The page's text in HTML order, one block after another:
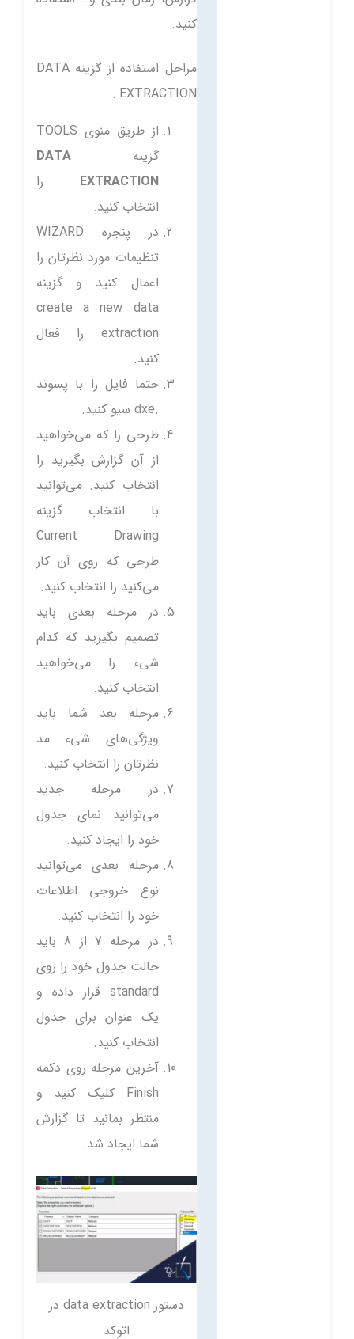
کنید.
مراحل استفاده از گزینه DATA
EXTRACTION :
از طریق منوی TOOLS
گزینهDATA
EXTRACTION را
انتخاب کنید.
در پنجره WIZARD
تنظیمات مورد نظرتان را
اعمال کنید و گزینه
create a new data
extraction را فعال
کنید.
حتما فایل را با پسوند
.dxe سیو کنید.
طرحی را که می‌خواهید
از آن گزارش بگیرید را
انتخاب کنید. می‌توانید
با انتخاب گزینه
Current Drawing
طرحی که روی آن کار
می‌کنید را انتخاب کنید.
در مرحله بعدی باید
تصمیم بگیرید که کدام
شیء را می‌خواهید
انتخاب کنید.
مرحله بعد شما باید
ویژگی‌های شیء مد
نظرتان را انتخاب کنید.
در مرحله جدید
می‌توانید نمای جدول
خود را ایجاد کنید.
مرحله بعدی می‌توانید
نوع خروجی اطلاعات
خود را انتخاب کنید.
در مرحله 7 از 8 باید
حالت جدول خود را روی
standard قرار داده و
یک عنوان برای جدول
انتخاب کنید.
آخرین مرحله روی دکمه
Finish کلیک کنید و
منتظر بمانید تا گزارش
شما ایجاد شد.
دستور data extraction در
اتوکد